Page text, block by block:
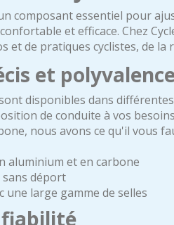
composant essentiel pour
et efficace. Chez
et de pratiques cyclistes, de
et
disponibles dans
de conduite à vos
nous avons ce qu'il vous
aluminium et en carbone
sans déport
une large gamme de selles